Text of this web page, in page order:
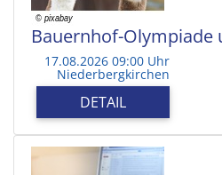
Bauernhof-Olympiade
17.08.2026 09:00 Uhr
Niederbergkirchen
DETAIL